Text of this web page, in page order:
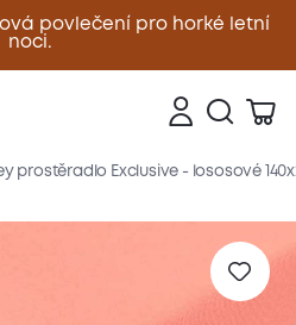
povlečení pro horké letní
noci.
Zavřít
Popis produktu Materiál
prostěradlo Exclusive - lososové